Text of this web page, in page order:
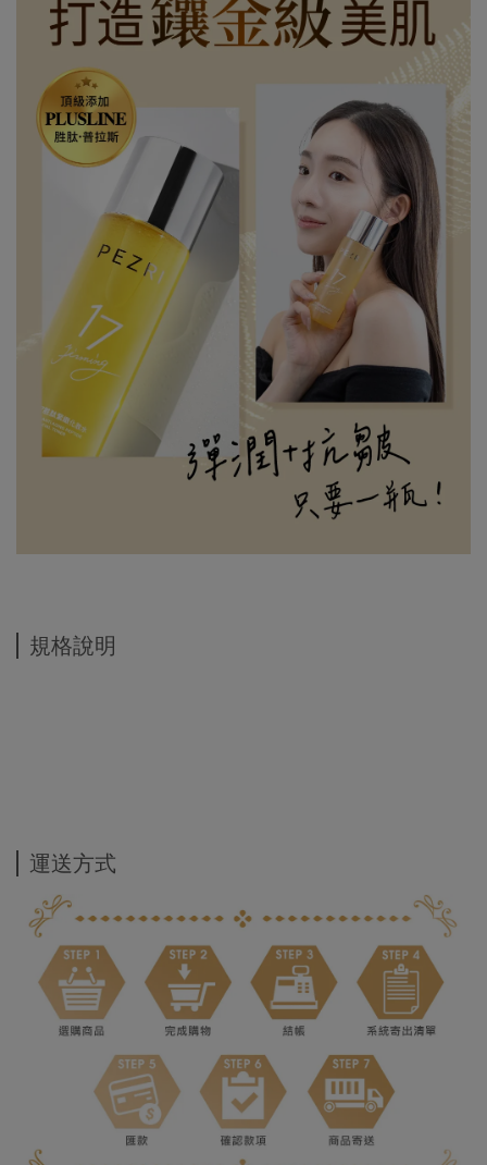
規格說明
運送方式